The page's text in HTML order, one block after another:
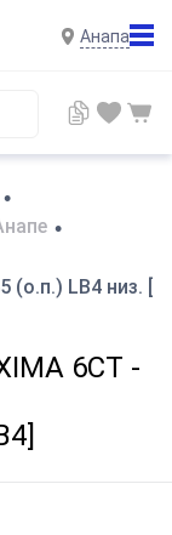
Анапа
•
•
(о.п.) LB4 низ.
6СТ -